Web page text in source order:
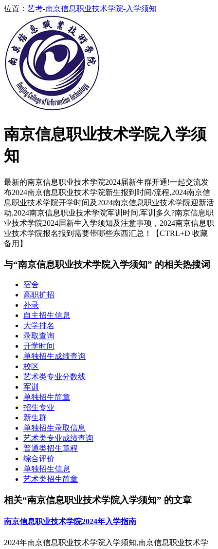
位置： 艺考-南京信息职业技术学院-入学须知
南京信息职业技术学院入学须
知
最新的南京信息职业技术学院2024届新生群开通!一起交流发
布2024南京信息职业技术学院新生报到时间/流程,2024南京信
息职业技术学院开学时间及2024南京信息职业技术学院迎新活
动,2024南京信息职业技术学院军训时间,军训多久?南京信息职
业技术学院2024届新生入学须知及注意事项，2024南京信息职
业技术学院报名报到需要带哪些东西汇总！【CTRL+D 收藏
备用】
与“南京信息职业技术学院入学须知” 的相关热搜词
宿舍
高职扩招
补录
自主招生信息
大学排名
录取查询
开学时间
单独招生成绩查询
校区
艺术类专业分数线
军训
单独招生简章
招生专业
新生群
单独招生录取信息
艺术类专业成绩查询
普通类招生章程
综合评价
单独招生信息
艺术类招生简章
相关“南京信息职业技术学院入学须知” 的文章
南京信息职业技术学院2024年入学指南
2024年南京信息职业技术学院入学须知,南京信息职业技术学